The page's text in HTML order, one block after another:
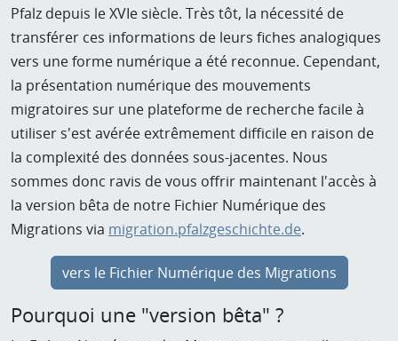
Pfalz depuis le XVIe siècle. Très tôt, la nécessité de
transférer ces informations de leurs fiches analogiques
vers une forme numérique a été reconnue. Cependant,
la présentation numérique des mouvements
migratoires sur une plateforme de recherche facile à
utiliser s'est avérée extrêmement difficile en raison de
la complexité des données sous-jacentes. Nous
sommes donc ravis de vous offrir maintenant l'accès à
la version bêta de notre Fichier Numérique des
Migrations via migration.pfalzgeschichte.de.
vers le Fichier Numérique des Migrations
Pourquoi une "version bêta" ?